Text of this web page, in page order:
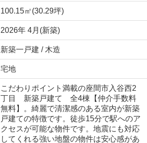
100.15㎡(30.29坪)
2026年 4月(新築)
新築一戸建 / 木造
宅地
こだわりポイント満載の座間市入谷西2
丁目 新築戸建て 全4棟【仲介手数料
無料】。綺麗で清潔感のある室内が新築
戸建ての特徴です。徒歩15分で駅へのア
クセスが可能な物件です。地震にも対応
してくれる強い地盤の物件は安心感があ